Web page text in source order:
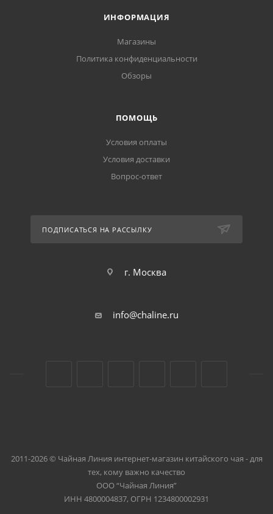
ИНФОРМАЦИЯ
Магазины
Политика конфиденциальности
Обзоры
ПОМОЩЬ
Условия оплаты
Условия доставки
Вопрос-ответ
ПОДПИСАТЬСЯ НА РАССЫЛКУ
г. Москва
info@chaline.ru
2011-2026 © Чайная Линия интернет-магазин китайского чая - для
тех, кому важно качество
ООО “Чайная Линия”
ИНН 4800004837, ОГРН 1234800002931